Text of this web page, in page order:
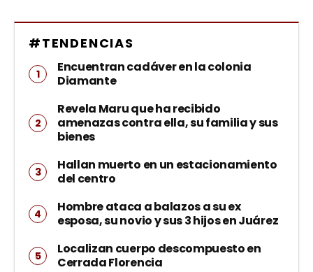
#TENDENCIAS
Encuentran cadáver en la colonia
Diamante
Revela Maru que ha recibido
amenazas contra ella, su familia y sus
bienes
Hallan muerto en un estacionamiento
del centro
Hombre ataca a balazos a su ex
esposa, su novio y sus 3 hijos en Juárez
Localizan cuerpo descompuesto en
Cerrada Florencia